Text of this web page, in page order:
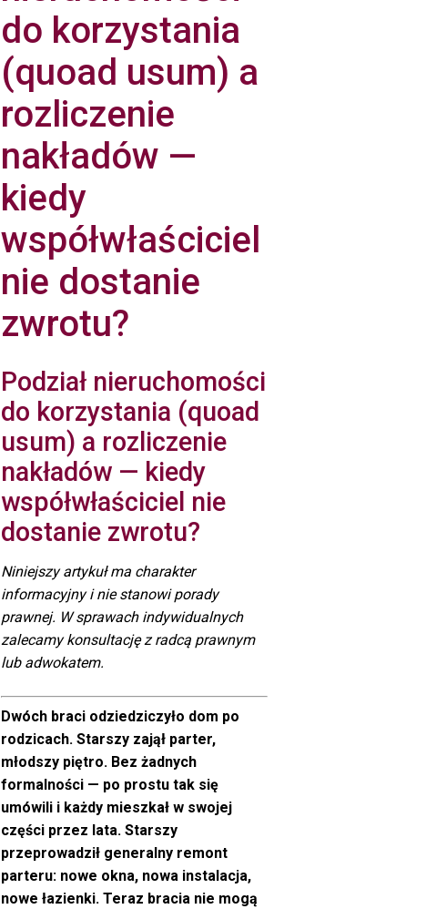
do korzystania
(quoad usum) a
rozliczenie
nakładów —
kiedy
współwłaściciel
nie dostanie
zwrotu?
Podział nieruchomości
do korzystania (quoad
usum) a rozliczenie
nakładów — kiedy
współwłaściciel nie
dostanie zwrotu?
Niniejszy artykuł ma charakter
informacyjny i nie stanowi porady
prawnej. W sprawach indywidualnych
zalecamy konsultację z radcą prawnym
lub adwokatem.
Dwóch braci odziedziczyło dom po
rodzicach. Starszy zajął parter,
młodszy piętro. Bez żadnych
formalności — po prostu tak się
umówili i każdy mieszkał w swojej
części przez lata. Starszy
przeprowadził generalny remont
parteru: nowe okna, nowa instalacja,
nowe łazienki. Teraz bracia nie mogą